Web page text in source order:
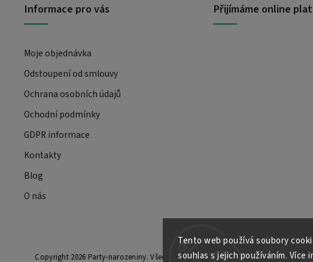
Tento web používá soubory
souhlas s jejich používáním. Více
Informace pro vás
Moje objednávka
Odstoupení od smlouvy
Ochrana osobních údajů
Ochodní podmínky
GDPR informace
Kontakty
Blog
O nás
Přijímáme online
Copyright 2026 Party-narozeniny. Všechna práva vyhrazena.